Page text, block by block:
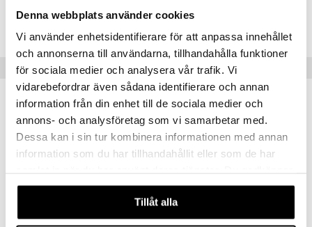
Denna webbplats använder cookies
Vi använder enhetsidentifierare för att anpassa innehållet
och annonserna till användarna, tillhandahålla funktioner
för sociala medier och analysera vår trafik. Vi
vidarebefordrar även sådana identifierare och annan
information från din enhet till de sociala medier och
annons- och analysföretag som vi samarbetar med.
Dessa kan i sin tur kombinera informationen med annan
information som du har tillhandahållit eller som de har
våra cookies vid fortsatt användande av vår webbplats.
Tillåt alla
Suositut tuotteet
kampanja -15%
Saatavana useana vaihtoehtona